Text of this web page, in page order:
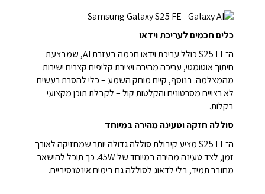
כלים חכמים לעריכת וידאו
ה־S25 FE כולל עריכת וידאו חכמה בעזרת AI, שמבצעת
חיתוך אוטומטי, עריכה מהירה ויצירת קליפים קצרים ישירות
מהמצלמה. בנוסף, קיים מוחק השמע – כלי להסרת רעשים
לא רצויים מסרטונים והקלטות קול – לקבלת תוכן מקצועי
בקלות.
סוללה חזקה וטעינה מהירה במיוחד
ה־S25 FE מציע קיבולת סוללה גדולה יותר שמחזיקה לאורך
זמן, לצד טעינה מהירה במיוחד של 45W. כך תוכל להישאר
מחובר תמיד, בלי לדאוג לסוללה גם בימים אינטנסיביים.